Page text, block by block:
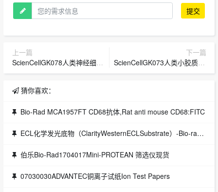
提交
上一篇
ScienCellGK078人类神经细胞生物学qPCR检测试剂盒
下一篇
ScienCellGK073人类小胶质细胞Sensome
猜你喜欢：
Bio-Rad MCA1957FT CD68抗体,Rat anti mouse CD68:FITC
ECL化学发光底物（ClarityWesternECLSubstrate）-Bio-rad代理BIO-RAD伯乐官网
伯乐Bio-Rad1704017Mini-PROTEAN 筛选仪现货
07030030ADVANTEC铜离子试纸Ion Test Papers